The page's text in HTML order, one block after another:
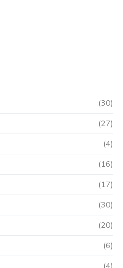
(30)
(27)
(4)
(16)
(17)
(30)
(20)
(6)